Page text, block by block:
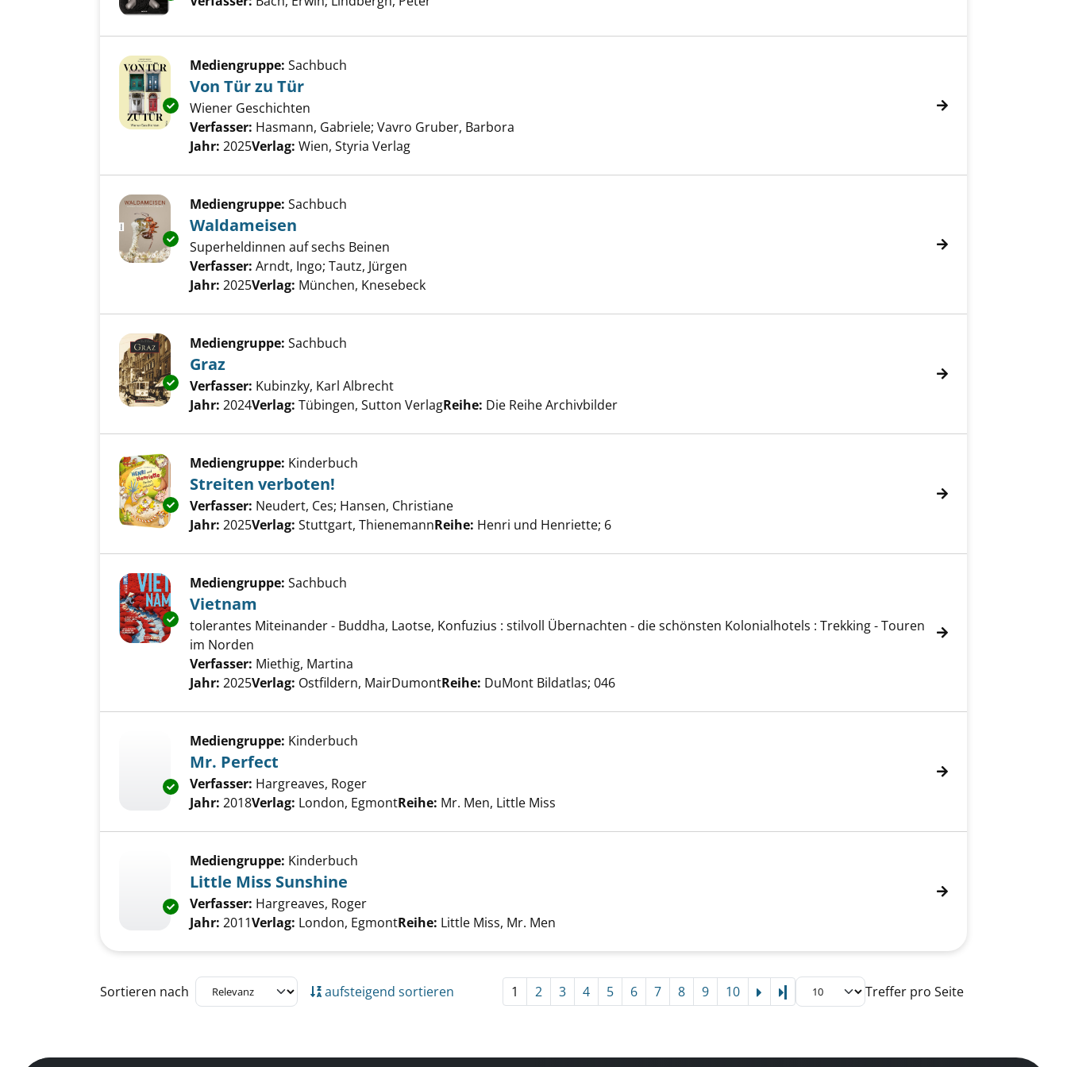
Exemplar-Details von Von Tür zu Tür anzeigen
Mediengruppe: Sachbuch
Von Tür zu Tür
Wiener Geschichten
Verfasser: Hasmann, Gabriele; Vavro Gruber, Barbora
Jahr: 2025Verlag: Wien, Styria Verlag
Exemplar-Details von Waldameisen anzeigen
Mediengruppe: Sachbuch
Waldameisen
Superheldinnen auf sechs Beinen
Verfasser: Arndt, Ingo; Tautz, Jürgen
Jahr: 2025Verlag: München, Knesebeck
Exemplar-Details von Graz anzeigen
Mediengruppe: Sachbuch
Graz
Verfasser: Kubinzky, Karl Albrecht
Jahr: 2024Verlag: Tübingen, Sutton VerlagReihe: Die Reihe Archivbilder
Exemplar-Details von Streiten verboten! anzeigen
Mediengruppe: Kinderbuch
Streiten verboten!
Verfasser: Neudert, Ces; Hansen, Christiane
Jahr: 2025Verlag: Stuttgart, ThienemannReihe: Henri und Henriette; 6
Exemplar-Details von Vietnam anzeigen
Mediengruppe: Sachbuch
Vietnam
tolerantes Miteinander - Buddha, Laotse, Konfuzius : stilvoll Übernachten - die schönsten Kolonialhotels : Trekking - Touren
im Norden
Verfasser: Miethig, Martina
Jahr: 2025Verlag: Ostfildern, MairDumontReihe: DuMont Bildatlas; 046
Exemplar-Details von Mr. Perfect anzeigen
Mediengruppe: Kinderbuch
Mr. Perfect
Verfasser: Hargreaves, Roger
Jahr: 2018Verlag: London, EgmontReihe: Mr. Men, Little Miss
Exemplar-Details von Little Miss Sunshine anzeigen
Mediengruppe: Kinderbuch
Little Miss Sunshine
Verfasser: Hargreaves, Roger
Jahr: 2011Verlag: London, EgmontReihe: Little Miss, Mr. Men
Zu den Suchfiltern springen
Sortieren nach aufsteigend sortieren 1 2 3 4 5 6 7 8 9 10 Letzte Seite Treffer pro Seite